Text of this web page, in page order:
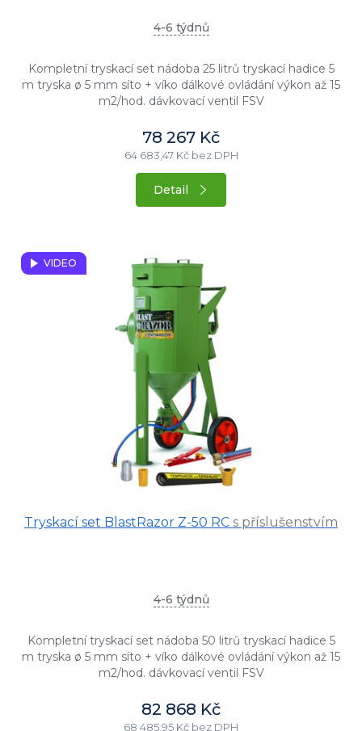
4-6 týdnů
Kompletní tryskací set nádoba 25 litrů tryskací hadice 5
m tryska ø 5 mm síto + víko dálkové ovládání výkon až 15
m2/hod. dávkovací ventil FSV
78 267 Kč
64 683,47 Kč bez DPH
Detail
VIDEO
Tryskací set BlastRazor Z-50 RC s příslušenstvím
4-6 týdnů
Kompletní tryskací set nádoba 50 litrů tryskací hadice 5
m tryska ø 5 mm síto + víko dálkové ovládání výkon až 15
m2/hod. dávkovací ventil FSV
82 868 Kč
68 485,95 Kč bez DPH